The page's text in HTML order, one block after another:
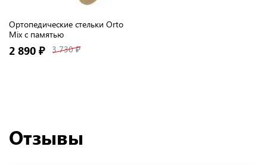
Ортопедические стельки Orto
Mix с памятью
2 890 ₽ 3 730 ₽
Отзывы